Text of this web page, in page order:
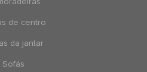
de centro
da jantar
Sofás